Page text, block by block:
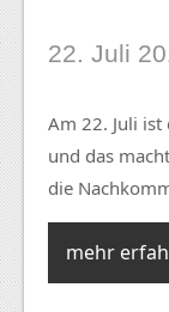
22. Juli
Am 22. Juli ist
und das
die
mehr